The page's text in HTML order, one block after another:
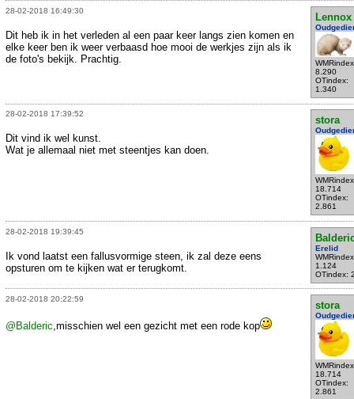
28-02-2018 16:49:30
Lennox
8.290
OTindex:
1.340
Dit heb ik in het verleden al een paar keer langs zien komen en
elke keer ben ik weer verbaasd hoe mooi de werkjes zijn als ik
de foto's bekijk. Prachtig.
28-02-2018 17:39:52
stora
18.714
OTindex:
2.861
Dit vind ik wel kunst.
Wat je allemaal niet met steentjes kan doen.
28-02-2018 19:39:45
Erelid
1.124
OTindex:
Ik vond laatst een fallusvormige steen, ik zal deze eens
opsturen om te kijken wat er terugkomt.
28-02-2018 20:22:59
stora
18.714
OTindex:
2.861
@Balderic ,misschien wel een gezicht met een rode kop